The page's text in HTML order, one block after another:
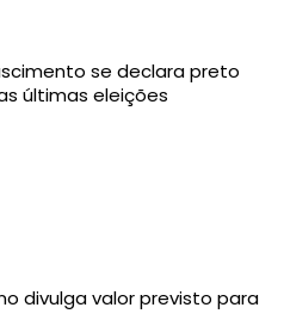
se declara preto
últimas eleições
divulga valor previsto para